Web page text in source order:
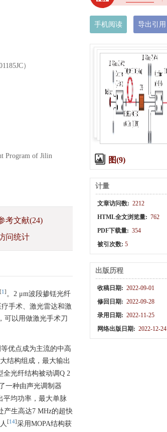
）
Program of Jilin
考文献(24)
问统计
[1 ] 。2 μm波段掺铥光纤
手术、激光雷达和激
可以用做激光手术刀
优点成为主流的中高
结构组成，最大输出
全光纤结构被动调Q 2
一种由声光调制器
平均功率，最大单脉
产生高达7 MHz的超快
[14]采用MOPA结构获
手机阅读 导出引用
图(9)
计量
文章访问数: 2212
HTML全文浏览量: 762
PDF下载量: 354
被引次数: 5
出版历程
收稿日期: 2022-09-01
修回日期: 2022-09-28
录用日期: 2022-11-25
网络出版日期: 2022-12-24